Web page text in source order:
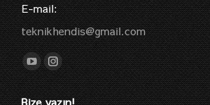
E-mail:
teknikhendis@gmail.com
Find us on:
YouTube
page
Instagram
page
Bize yazın!